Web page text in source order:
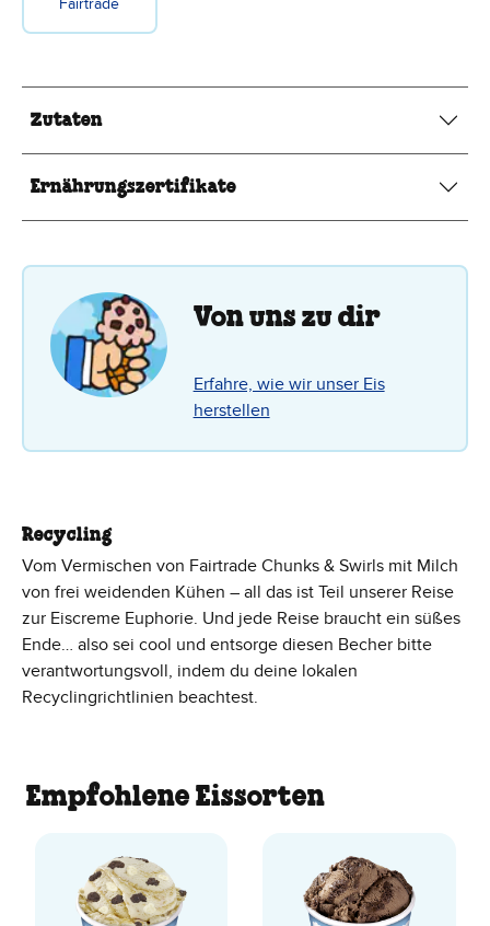
Fairtrade
Zutaten
Ernährungszertifikate
Von uns zu dir
Erfahre, wie wir unser Eis
herstellen
Recycling
Vom Vermischen von Fairtrade Chunks & Swirls mit Milch
von frei weidenden Kühen – all das ist Teil unserer Reise
zur Eiscreme Euphorie. Und jede Reise braucht ein süßes
Ende… also sei cool und entsorge diesen Becher bitte
verantwortungsvoll, indem du deine lokalen
Recyclingrichtlinien beachtest.
Empfohlene Eissorten